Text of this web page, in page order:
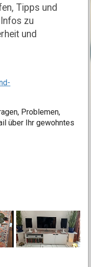
Tipps und
zu
und
Problemen,
über Ihr gewohntes